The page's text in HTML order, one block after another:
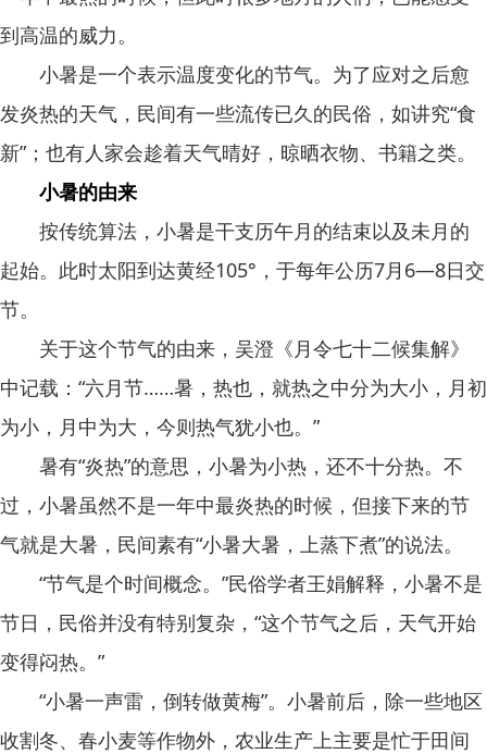
到高温的威力。
小暑是一个表示温度变化的节气。为了应对之后愈
发炎热的天气，民间有一些流传已久的民俗，如讲究“食
新”；也有人家会趁着天气晴好，晾晒衣物、书籍之类。
小暑的由来
按传统算法，小暑是干支历午月的结束以及未月的
起始。此时太阳到达黄经105°，于每年公历7月6—8日交
节。
关于这个节气的由来，吴澄《月令七十二候集解》
中记载：“六月节……暑，热也，就热之中分为大小，月初
为小，月中为大，今则热气犹小也。”
暑有“炎热”的意思，小暑为小热，还不十分热。不
过，小暑虽然不是一年中最炎热的时候，但接下来的节
气就是大暑，民间素有“小暑大暑，上蒸下煮”的说法。
“节气是个时间概念。”民俗学者王娟解释，小暑不是
节日，民俗并没有特别复杂，“这个节气之后，天气开始
变得闷热。”
“小暑一声雷，倒转做黄梅”。小暑前后，除一些地区
收割冬、春小麦等作物外，农业生产上主要是忙于田间